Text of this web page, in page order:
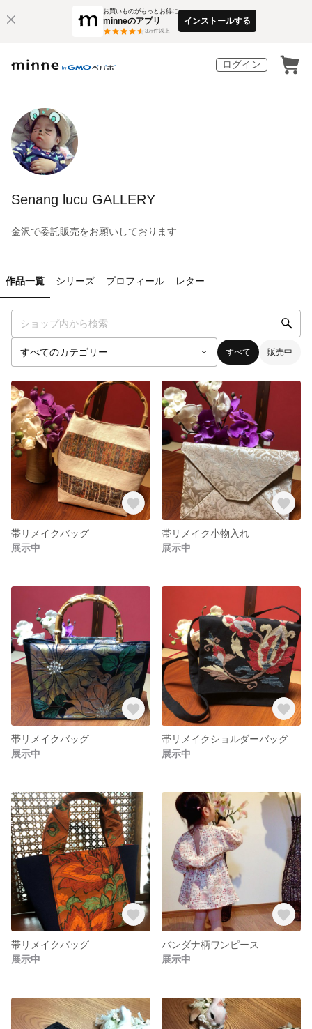
お買いものがもっとお得に
minneのアプリ
3万件以上
インストールする
ログイン
Senang lucu GALLERY
金沢で委託販売をお願いしております
作品一覧 シリーズ プロフィール レター
すべて 販売中
帯リメイクバッグ
展示中
帯リメイク小物入れ
展示中
帯リメイクバッグ
展示中
帯リメイクショルダーバッグ
展示中
帯リメイクバッグ
展示中
バンダナ柄ワンピース
展示中